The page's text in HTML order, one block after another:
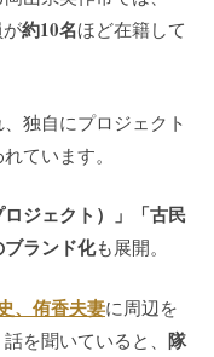
約10名ほど在籍して
独自にプロジェクト
ています。
ロジェクト）」「古民
ランド化も展開。
、侑香夫妻に周辺を
を聞いていると、 隊